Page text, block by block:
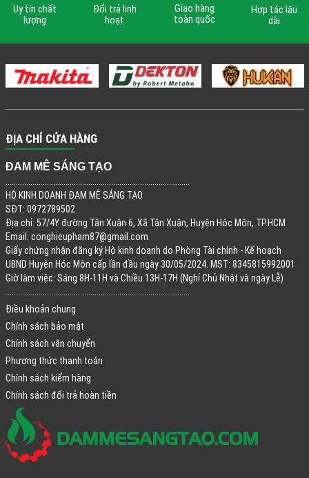
Uy tín chất
lượng
Đổi trả linh
hoạt
Giao hàng
toàn quốc
Hợp tác lâu
dài
ĐỊA CHỈ CỬA HÀNG
ĐAM MÊ SÁNG TẠO
HỘ KINH DOANH ĐAM MÊ SÁNG TẠO
SĐT: 0972789502
Địa chỉ: 57/4Y đường Tân Xuân 6, Xã Tân Xuân, Huyện Hóc Môn, TP.HCM
Email: conghieupham87@gmail.com
Giấy chứng nhận đăng ký Hộ kinh doanh do Phòng Tài chính - Kế hoạch
UBND Huyện Hóc Môn cấp lần đầu ngày 30/05/2024. MST: 8345815992001
Giờ làm việc: Sáng 8H-11H và Chiều 13H-17H (Nghỉ Chủ Nhật và ngày Lễ)
Điều khoản chung
Chính sách bảo mật
Chính sách vận chuyển
Phương thức thanh toán
Chính sách kiểm hàng
Chính sách đổi trả hoàn tiền